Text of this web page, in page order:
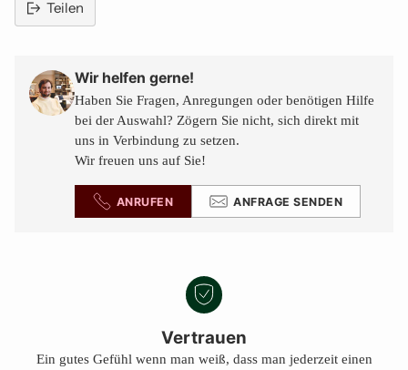
Teilen
den
Warenkorb
legen
Wir helfen gerne!
Haben Sie Fragen, Anregungen oder benötigen Hilfe
bei der Auswahl? Zögern Sie nicht, sich direkt mit
uns in Verbindung zu setzen.
Wir freuen uns auf Sie!
ANRUFEN ANFRAGE SENDEN
Vertrauen
Ein gutes Gefühl wenn man weiß, dass man jederzeit einen